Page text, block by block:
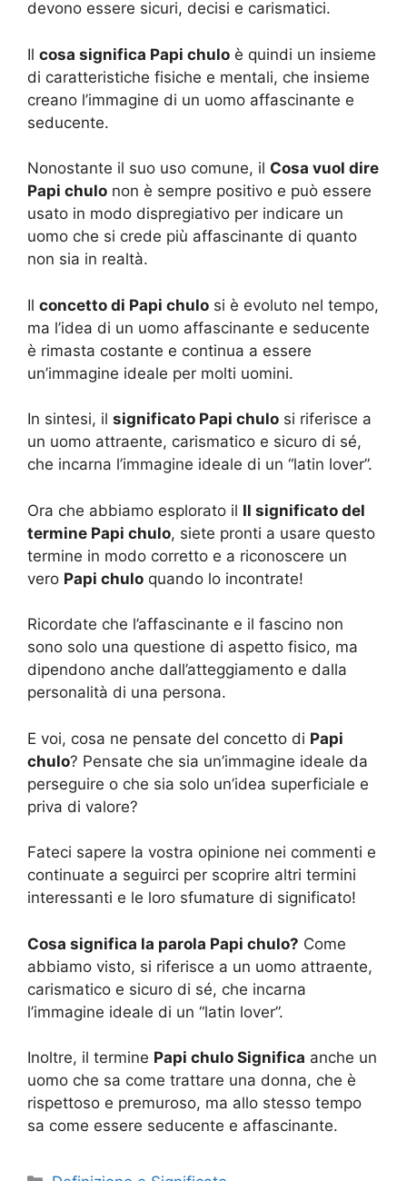
devono essere sicuri, decisi e carismatici.
Il cosa significa Papi chulo è quindi un insieme
di caratteristiche fisiche e mentali, che insieme
creano l’immagine di un uomo affascinante e
seducente.
Nonostante il suo uso comune, il Cosa vuol dire
Papi chulo non è sempre positivo e può essere
usato in modo dispregiativo per indicare un
uomo che si crede più affascinante di quanto
non sia in realtà.
Il concetto di Papi chulo si è evoluto nel tempo,
ma l’idea di un uomo affascinante e seducente
è rimasta costante e continua a essere
un’immagine ideale per molti uomini.
In sintesi, il significato Papi chulo si riferisce a
un uomo attraente, carismatico e sicuro di sé,
che incarna l’immagine ideale di un “latin lover”.
Ora che abbiamo esplorato il Il significato del
termine Papi chulo, siete pronti a usare questo
termine in modo corretto e a riconoscere un
vero Papi chulo quando lo incontrate!
Ricordate che l’affascinante e il fascino non
sono solo una questione di aspetto fisico, ma
dipendono anche dall’atteggiamento e dalla
personalità di una persona.
E voi, cosa ne pensate del concetto di Papi
chulo? Pensate che sia un’immagine ideale da
perseguire o che sia solo un’idea superficiale e
priva di valore?
Fateci sapere la vostra opinione nei commenti e
continuate a seguirci per scoprire altri termini
interessanti e le loro sfumature di significato!
Cosa significa la parola Papi chulo? Come
abbiamo visto, si riferisce a un uomo attraente,
carismatico e sicuro di sé, che incarna
l’immagine ideale di un “latin lover”.
Inoltre, il termine Papi chulo Significa anche un
uomo che sa come trattare una donna, che è
rispettoso e premuroso, ma allo stesso tempo
sa come essere seducente e affascinante.